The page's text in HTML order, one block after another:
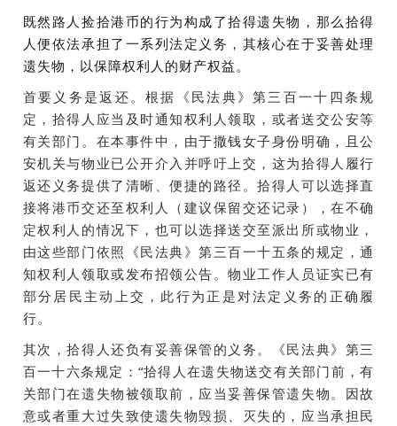
既然 路人捡拾港币的行为构成了拾得遗失物，那么拾得
人便依法承担了一系列法定义务，其核心在于妥善处理
遗失物，以保障权利人的财产权益。
首要义务是返还。根据《民法典》第三百一十四条规
定，拾得人应当及时通知权利人领取，或者送交公安等
有关部门。在本事件中，由于撒钱女子身份明确，且公
安机关与物业已公开介入并呼吁上交，这为拾得人履行
返还义务提供了清晰、便捷的路径。拾得人可以选择直
接将港币交还至权利人（建议保留交还记录），在不确
定权利人的情况下，也可以选择送交至派出所或物业，
由这些部门依照《民法典》第三百一十五条的规定，通
知权利人领取或发布招领公告。物业工作人员证实已有
部分居民主动上交，此行为正是对法定义务的正确履
行。
其次，拾得人还负有妥善保管的义务。《民法典》第三
百一十六条规定：“拾得人在遗失物送交有关部门前，有
关部门在遗失物被领取前，应当妥善保管遗失物。因故
意或者重大过失致使遗失物毁损、灭失的，应当承担民